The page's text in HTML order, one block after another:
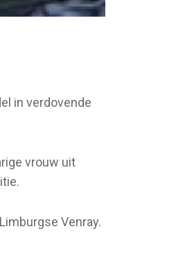
in verdovende
vrouw uit
Venray.